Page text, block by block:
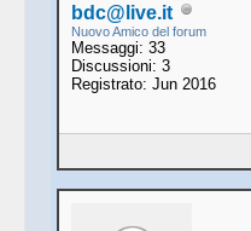
bdc@live.it
Nuovo Amico del forum
Messaggi: 33
Discussioni: 3
Registrato: Jun 2016